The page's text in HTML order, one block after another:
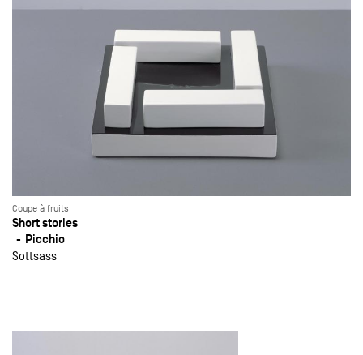
Coupe à fruits
Short stories
Picchio
Sottsass